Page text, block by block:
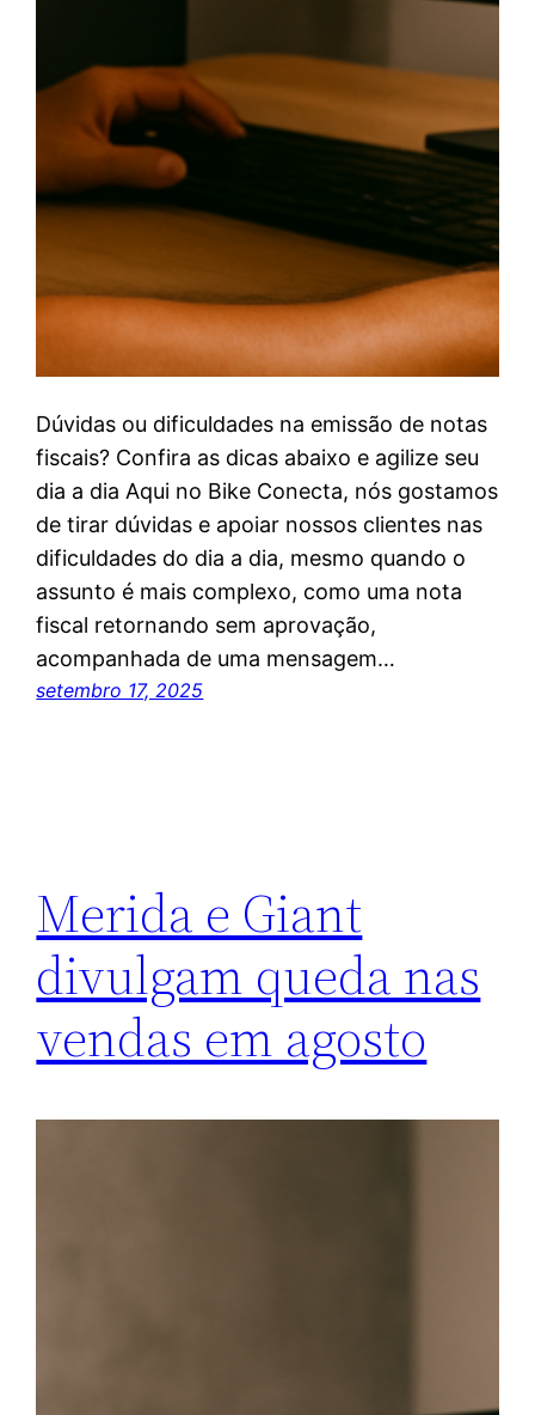
Dúvidas ou dificuldades na emissão de notas
fiscais? Confira as dicas abaixo e agilize seu
dia a dia Aqui no Bike Conecta, nós gostamos
de tirar dúvidas e apoiar nossos clientes nas
dificuldades do dia a dia, mesmo quando o
assunto é mais complexo, como uma nota
fiscal retornando sem aprovação,
acompanhada de uma mensagem…
setembro 17, 2025
Merida e Giant
divulgam queda nas
vendas em agosto